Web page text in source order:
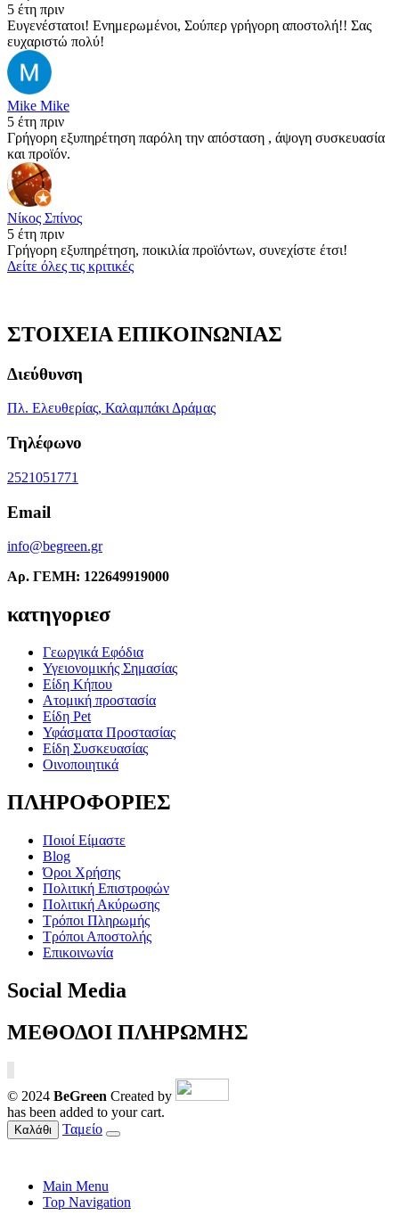
5 έτη πριν
Ευγενέστατοι! Ενημερωμένοι, Σούπερ γρήγορη αποστολή!! Σας
ευχαριστώ πολύ!
Mike Mike
5 έτη πριν
Γρήγορη εξυπηρέτηση παρόλη την απόσταση , άψογη συσκευασία
και προϊόν.
Νίκος Σπίνος
5 έτη πριν
Γρήγορη εξυπηρέτηση, ποικιλία προϊόντων, συνεχίστε έτσι!
Δείτε όλες τις κριτικές
ΣΤΟΙΧΕΙΑ ΕΠΙΚΟΙΝΩΝΙΑΣ
Διεύθυνση
Πλ. Ελευθερίας, Καλαμπάκι Δράμας
Τηλέφωνο
2521051771
Email
info@begreen.gr
Αρ. ΓΕΜΗ: 122649919000
κατηγοριεσ
Γεωργικά Εφόδια
Υγειονομικής Σημασίας
Είδη Κήπου
Ατομική προστασία
Είδη Pet
Υφάσματα Προστασίας
Είδη Συσκευασίας
Οινοποιητικά
ΠΛΗΡΟΦΟΡΙΕΣ
Ποιοί Είμαστε
Blog
Όροι Χρήσης
Πολιτική Επιστροφών
Πολιτική Ακύρωσης
Τρόποι Πληρωμής
Τρόποι Αποστολής
Επικοινωνία
Social Media
ΜΕΘΟΔΟΙ ΠΛΗΡΩΜΗΣ
© 2024 BeGreen Created by
has been added to your cart.
Καλάθι Ταμείο
Main Menu
Top Navigation